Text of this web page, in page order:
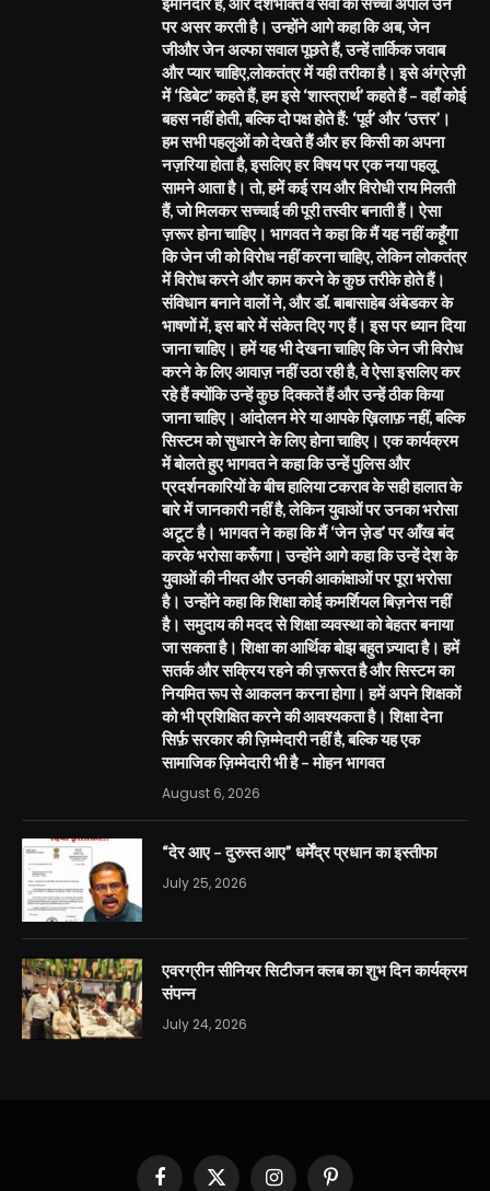
पर असर करती है। उन्होंने आगे कहा कि अब, जेन
जीऔर जेन अल्फा सवाल पूछते हैं, उन्हें तार्किक जवाब
और प्यार चाहिए,लोकतंत्र में यही तरीका है। इसे अंग्रेज़ी
में ‘डिबेट’ कहते हैं, हम इसे ‘शास्त्रार्थ’ कहते हैं – वहाँ कोई
बहस नहीं होती, बल्कि दो पक्ष होते हैं: ‘पूर्व’ और ‘उत्तर’।
हम सभी पहलुओं को देखते हैं और हर किसी का अपना
नज़रिया होता है, इसलिए हर विषय पर एक नया पहलू
सामने आता है। तो, हमें कई राय और विरोधी राय मिलती
हैं, जो मिलकर सच्चाई की पूरी तस्वीर बनाती हैं। ऐसा
ज़रूर होना चाहिए। भागवत ने कहा कि मैं यह नहीं कहूँगा
कि जेन जी को विरोध नहीं करना चाहिए, लेकिन लोकतंत्र
में विरोध करने और काम करने के कुछ तरीके होते हैं।
संविधान बनाने वालों ने, और डॉ. बाबासाहेब अंबेडकर के
भाषणों में, इस बारे में संकेत दिए गए हैं। इस पर ध्यान दिया
जाना चाहिए। हमें यह भी देखना चाहिए कि जेन जी विरोध
करने के लिए आवाज़ नहीं उठा रही है, वे ऐसा इसलिए कर
रहे हैं क्योंकि उन्हें कुछ दिक्कतें हैं और उन्हें ठीक किया
जाना चाहिए। आंदोलन मेरे या आपके ख़िलाफ़ नहीं, बल्कि
सिस्टम को सुधारने के लिए होना चाहिए। एक कार्यक्रम
में बोलते हुए भागवत ने कहा कि उन्हें पुलिस और
प्रदर्शनकारियों के बीच हालिया टकराव के सही हालात के
बारे में जानकारी नहीं है, लेकिन युवाओं पर उनका भरोसा
अटूट है। भागवत ने कहा कि मैं ‘जेन ज़ेड’ पर आँख बंद
करके भरोसा करूँगा। उन्होंने आगे कहा कि उन्हें देश के
युवाओं की नीयत और उनकी आकांक्षाओं पर पूरा भरोसा
है। उन्होंने कहा कि शिक्षा कोई कमर्शियल बिज़नेस नहीं
है। समुदाय की मदद से शिक्षा व्यवस्था को बेहतर बनाया
जा सकता है। शिक्षा का आर्थिक बोझ बहुत ज़्यादा है। हमें
सतर्क और सक्रिय रहने की ज़रूरत है और सिस्टम का
नियमित रूप से आकलन करना होगा। हमें अपने शिक्षकों
को भी प्रशिक्षित करने की आवश्यकता है। शिक्षा देना
सिर्फ़ सरकार की ज़िम्मेदारी नहीं है, बल्कि यह एक
सामाजिक ज़िम्मेदारी भी है – मोहन भागवत
August 6, 2026
“देर आए – दुरुस्त आए” धर्मेंद्र प्रधान का इस्तीफा
July 25, 2026
एवरग्रीन सीनियर सिटीजन क्लब का शुभ दिन कार्यक्रम
संपन्न
July 24, 2026
FacebookX InstagramPinterest